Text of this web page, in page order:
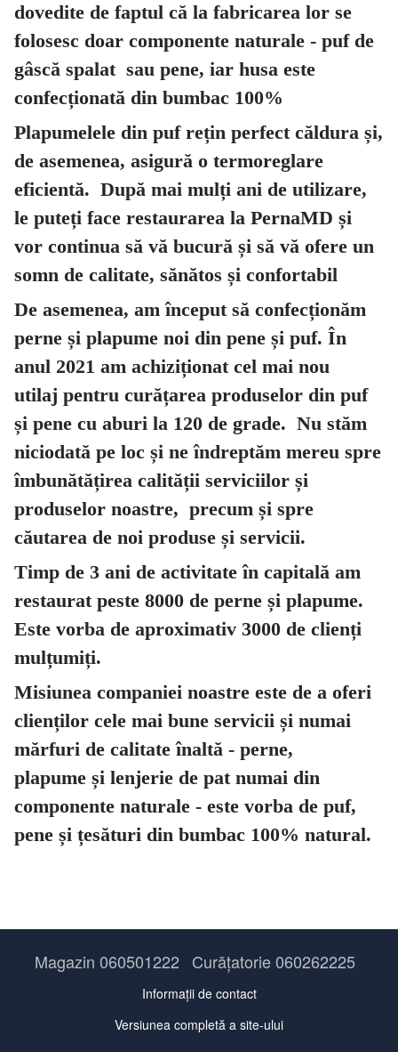
dovedite de faptul că la fabricarea lor se
folosesc doar componente naturale - puf de
gâscă spalat sau pene, iar husa este
confecționată din bumbac 100%
Plapumelele din puf rețin perfect căldura și,
de asemenea, asigură o termoreglare
eficientă. După mai mulți ani de utilizare,
le puteți face restaurarea la PernaMD și
vor continua să vă bucură și să vă ofere un
somn de calitate, sănătos și confortabil
De asemenea, am început să confecționăm
perne și plapume noi din pene și puf. În
anul 2021 am achiziționat cel mai nou
utilaj pentru curățarea produselor din puf
și pene cu aburi la 120 de grade. Nu stăm
niciodată pe loc și ne îndreptăm mereu spre
îmbunătățirea calității serviciilor și
produselor noastre, precum și spre
căutarea de noi produse și servicii.
Timp de 3 ani de activitate în capitală am
restaurat peste 8000 de perne și plapume.
Este vorba de aproximativ 3000 de clienți
mulțumiți.
Misiunea companiei noastre este de a oferi
clienților cele mai bune servicii și numai
mărfuri de calitate înaltă - perne,
plapume și lenjerie de pat numai din
componente naturale - este vorba de puf,
pene și țesături din bumbac 100% natural.
Magazin 060501222 Curățatorie 060262225
Informații de contact
Versiunea completă a site-ului